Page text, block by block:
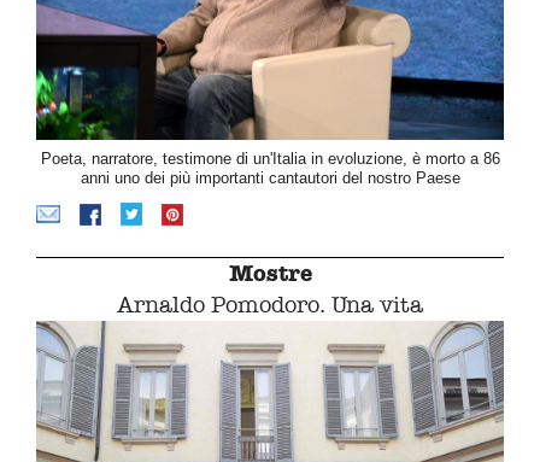
Poeta, narratore, testimone di un'Italia in evoluzione, è morto a 86
anni uno dei più importanti cantautori del nostro Paese
Mostre
Arnaldo Pomodoro. Una vita